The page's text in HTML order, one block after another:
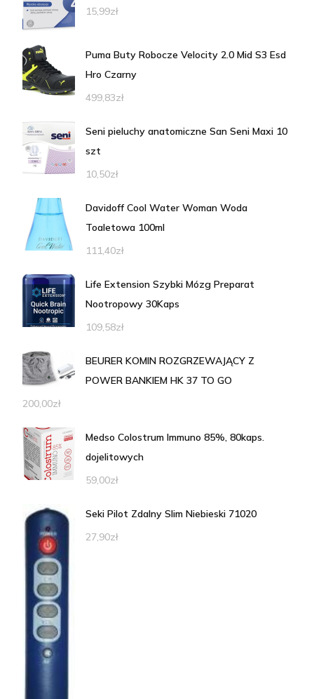
15,99zł
Puma Buty Robocze Velocity 2.0 Mid S3 Esd
Hro Czarny
499,83zł
Seni pieluchy anatomiczne San Seni Maxi 10
szt
10,50zł
Davidoff Cool Water Woman Woda
Toaletowa 100ml
111,40zł
Life Extension Szybki Mózg Preparat
Nootropowy 30Kaps
109,58zł
BEURER KOMIN ROZGRZEWAJĄCY Z
POWER BANKIEM HK 37 TO GO
200,00zł
Medso Colostrum Immuno 85%, 80kaps.
dojelitowych
59,00zł
Seki Pilot Zdalny Slim Niebieski 71020
27,90zł